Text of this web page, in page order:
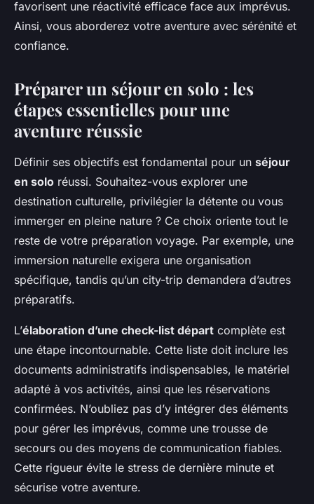
favorisent une réactivité efficace face aux imprévus.
Ainsi, vous aborderez votre aventure avec sérénité et
confiance.
Préparer un séjour en solo : les
étapes essentielles pour une
aventure réussie
Définir ses objectifs est fondamental pour un séjour
en solo réussi. Souhaitez-vous explorer une
destination culturelle, privilégier la détente ou vous
immerger en pleine nature ? Ce choix oriente tout le
reste de votre préparation voyage. Par exemple, une
immersion naturelle exigera une organisation
spécifique, tandis qu’un city-trip demandera d’autres
préparatifs.
L’élaboration d’une check-list départ complète est
une étape incontournable. Cette liste doit inclure les
documents administratifs indispensables, le matériel
adapté à vos activités, ainsi que les réservations
confirmées. N’oubliez pas d’y intégrer des éléments
pour gérer les imprévus, comme une trousse de
secours ou des moyens de communication fiables.
Cette rigueur évite le stress de dernière minute et
sécurise votre aventure.